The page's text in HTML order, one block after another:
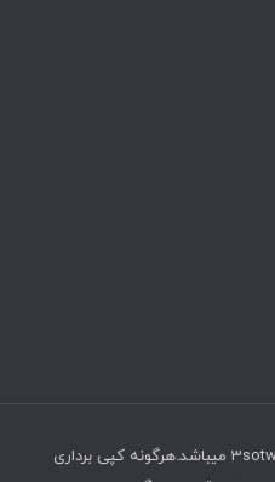
©کلیه حقوق متعلق به 3sotweb.com میباشد.هرگونه کپی برداری